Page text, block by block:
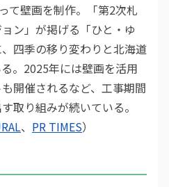
て壁画を制作。「第2次札
ン」が掲げる「ひと・ゆ
四季の移り変わりと北海道
。2025年には壁画を活用
開催されるなど、工事期間
取り組みが続いている。
、 PR TIMES）